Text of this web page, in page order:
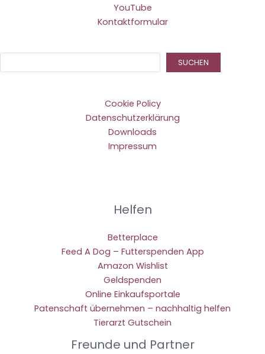
YouTube
Kontaktformular
SUCHEN
Cookie Policy
Datenschutzerklärung
Downloads
Impressum
Helfen
Betterplace
Feed A Dog – Futterspenden App
Amazon Wishlist
Geldspenden
Online Einkaufsportale
Patenschaft übernehmen – nachhaltig helfen
Tierarzt Gutschein
Freunde und Partner